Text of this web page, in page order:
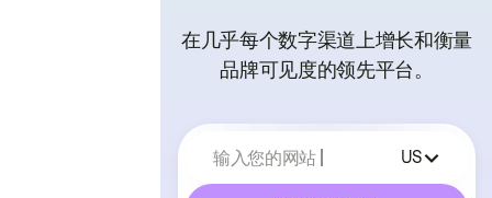
在几乎每个数字渠道上增长和衡量
品牌可见度的领先平台。
输入您的网站 US